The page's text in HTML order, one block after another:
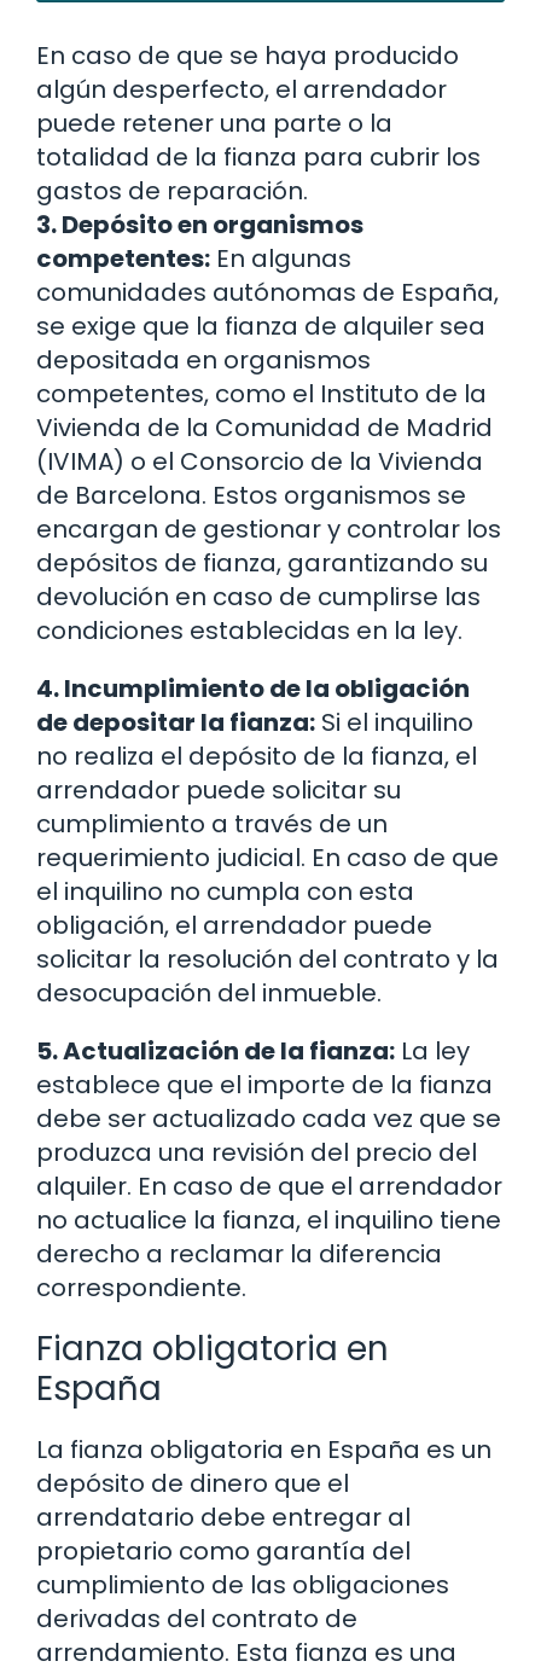
En caso de que se haya producido
algún desperfecto, el arrendador
puede retener una parte o la
totalidad de la fianza para cubrir los
gastos de reparación.
3. Depósito en organismos
competentes: En algunas
comunidades autónomas de España,
se exige que la fianza de alquiler sea
depositada en organismos
competentes, como el Instituto de la
Vivienda de la Comunidad de Madrid
(IVIMA) o el Consorcio de la Vivienda
de Barcelona. Estos organismos se
encargan de gestionar y controlar los
depósitos de fianza, garantizando su
devolución en caso de cumplirse las
condiciones establecidas en la ley.
4. Incumplimiento de la obligación
de depositar la fianza: Si el inquilino
no realiza el depósito de la fianza, el
arrendador puede solicitar su
cumplimiento a través de un
requerimiento judicial. En caso de que
el inquilino no cumpla con esta
obligación, el arrendador puede
solicitar la resolución del contrato y la
desocupación del inmueble.
5. Actualización de la fianza: La ley
establece que el importe de la fianza
debe ser actualizado cada vez que se
produzca una revisión del precio del
alquiler. En caso de que el arrendador
no actualice la fianza, el inquilino tiene
derecho a reclamar la diferencia
correspondiente.
Fianza obligatoria en
España
La fianza obligatoria en España es un
depósito de dinero que el
arrendatario debe entregar al
propietario como garantía del
cumplimiento de las obligaciones
derivadas del contrato de
arrendamiento. Esta fianza es una